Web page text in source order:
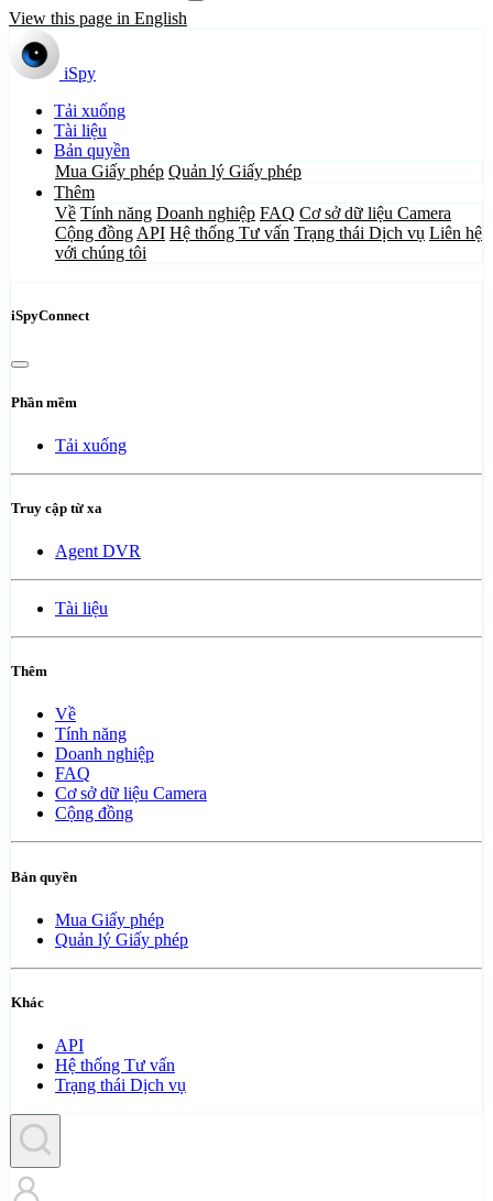
View this page in English
iSpy
Tải xuống
Tài liệu
Bản quyền
Mua Giấy phép Quản lý Giấy phép
Thêm
Về Tính năng Doanh nghiệp FAQ Cơ sở dữ liệu Camera
Cộng đồng API Hệ thống Tư vấn Trạng thái Dịch vụ Liên hệ
với chúng tôi
iSpyConnect
Phần mềm
Tải xuống
Truy cập từ xa
Agent DVR
Tài liệu
Thêm
Về
Tính năng
Doanh nghiệp
FAQ
Cơ sở dữ liệu Camera
Cộng đồng
Bản quyền
Mua Giấy phép
Quản lý Giấy phép
Khác
API
Hệ thống Tư vấn
Trạng thái Dịch vụ